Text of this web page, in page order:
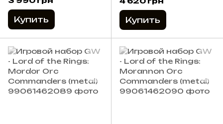
War Altar of Sigmar
Купить
Warband
Купить